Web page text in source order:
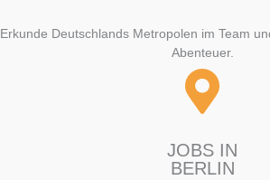
Erkunde Deutschlands Metropolen im Team
Abenteuer.
JOBS IN
BERLIN